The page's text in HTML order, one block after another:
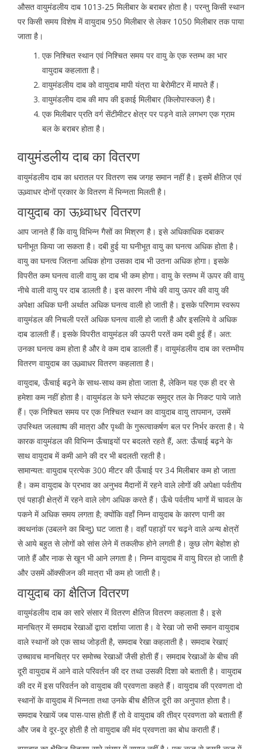
औसत वायुमंडलीय दाब 1013-25 मिलीबार के बराबर होता है। परन्तु किसी स्थान
पर किसी समय विशेष में वायुदाब 950 मिलीबार से लेकर 1050 मिलीबार तक पाया
जाता है।
एक निश्चित स्थान एवं निश्चित समय पर वायु के एक स्तम्भ का भार
वायुदाब कहलाता है।
वायुमंडलीय दाब को वायुदाब मापी यंत्रा या बेरोमीटर में मापते हैं।
वायुमंडलीय दाब की माप की इकाई मिलीबार (किलोपास्कल) है।
एक मिलीबार प्रति वर्ग सेंटीमीटर क्षेत्र पर पड़ने वाले लगभग एक ग्राम
बल के बराबर होता है।
वायुमंडलीय दाब का वितरण
वायुमंडलीय दाब का धरातल पर वितरण सब जगह समान नहीं है। इसमें क्षैतिज एवं
ऊध्र्वाधर दोनों प्रकार के वितरण में भिन्नता मिलती है।
वायुदाब का ऊध्र्वाधर वितरण
आप जानते हैं कि वायु विभिन्न गैसों का मिश्रण है। इसे अधिकाधिक दबाकर
घनीभूत किया जा सकता है। दबी हुई या घनीभूत वायु का घनत्व अधिक होता है।
वायु का घनत्व जितना अधिक होगा उसका दाब भी उतना अधिक होगा। इसके
विपरीत कम घनत्व वाली वायु का दाब भी कम होगा। वायु के स्तम्भ में ऊपर की वायु
नीचे वाली वायु पर दाब डालती है। इस कारण नीचे की वायु ऊपर की वायु की
अपेक्षा अधिक घनी अर्थात अधिक घनत्व वाली हो जाती है। इसके परिणाम स्वरूप
वायुमंडल की निचली परतें अधिक घनत्व वाली हो जाती है और इसलिये वे अधिक
दाब डालती हैं। इसके विपरीत वायुमंडल की ऊपरी परतें कम दबी हुई हैं। अत:
उनका घनत्व कम होता है और वे कम दाब डालती हैं। वायुमंडलीय दाब का स्तम्भीय
वितरण वायुदाब का ऊध्र्वाधर वितरण कहलाता है।
वायुदाब, ऊँचाई बढ़ने के साथ-साथ कम होता जाता है, लेकिन यह एक ही दर से
हमेशा कम नहीं होता है। वायुमंडल के घने संघटक समुद्र तल के निकट पाये जाते
हैं। एक निश्चित समय पर एक निश्चित स्थान का वायुदाब वायु तापमान, उसमें
उपस्थित जलवाष्प की मात्रा और पृथ्वी के गुरूत्वाकर्षण बल पर निर्भर करता है। ये
कारक वायुमंडल की विभिन्न ऊँचाइयों पर बदलते रहते हैं, अत: ऊँचाई बढ़ने के
साथ वायुदाब में कमी आने की दर भी बदलती रहती है।
सामान्यत: वायुदाब प्रत्येक 300 मीटर की ऊँचाई पर 34 मिलीबार कम हो जाता
है। कम वायुदाब के प्रभाव का अनुभव मैदानों में रहने वाले लोगों की अपेक्षा पर्वतीय
एवं पहाड़ी क्षेत्रों में रहने वाले लोग अधिक करते हैं। ऊँचे पर्वतीय भागों में चावल के
पकने में अधिक समय लगता है; क्योंकि वहाँ निम्न वायुदाब के कारण पानी का
क्वथनांक (उबलने का बिन्दु) घट जाता है। वहाँ पहाड़ों पर चढ़ने वाले अन्य क्षेत्रों
से आये बहुत से लोगों को सांस लेने में तकलीफ होने लगती है। कुछ लोग बेहोश हो
जाते हैं और नाक से खून भी आने लगता है। निम्न वायुदाब में वायु विरल हो जाती है
और उसमें ऑक्सीजन की मात्रा भी कम हो जाती है।
वायुदाब का क्षैतिज वितरण
वायुमंडलीय दाब का सारे संसार में वितरण क्षैतिज वितरण कहलाता है। इसे
मानचित्र में समदाब रेखाओं द्वारा दर्शाया जाता है। वे रेखा जो सभी समान वायुदाब
वाले स्थानों को एक साथ जोड़ती है, समदाब रेखा कहलाती है। समदाब रेखाएं
उच्चावच मानचित्र पर समोच्च रेखाओं जैसी होती हैं। समदाब रेखाओं के बीच की
दूरी वायुदाब में आने वाले परिवर्तन की दर तथा उसकी दिशा को बताती है। वायुदाब
की दर में इस परिवर्तन को वायुदाब की प्रवणता कहते हैं। वायुदाब की प्रवणता दो
स्थानों के वायुदाब में भिन्नता तथा उनके बीच क्षैतिज दूरी का अनुपात होता है।
समदाब रेखायें जब पास-पास होती हैं तो वे वायुदाब की तीव्र प्रवणता को बताती हैं
और जब वे दूर-दूर होती है तो वायुदाब की मंद प्रवणता का बोध कराती हैं।